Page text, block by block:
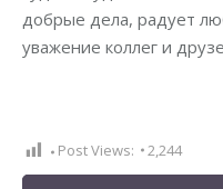
добрые дела, радует
уважение коллег и
Post Views: 2,244